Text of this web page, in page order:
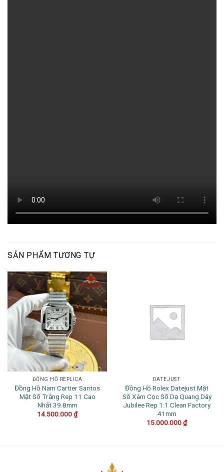
SẢN PHẨM TƯƠNG TỰ
ĐỒNG HỒ REPLICA
Đồng Hồ Nam Cartier Santos
Mặt Số Trắng Rep 11 Cao
Nhất 39.8mm
14.500.000₫
DATEJUST
Đồng Hồ Rolex Datejust Mặt
Số Xám Cọc Số Dạ Quang Dây
Jubilee Rep 1:1 Clean Factory
41mm
15.000.000₫